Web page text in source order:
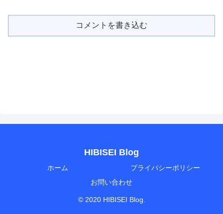
コメントを書き込む
HIBISEI Blog
ホーム
プライバシーポリシー
お問い合わせ
© 2020 HIBISEI Blog.